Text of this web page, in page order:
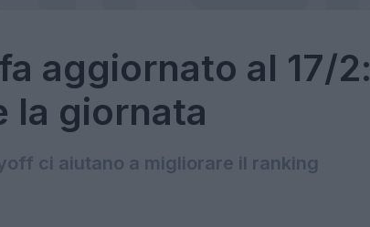
aggiornato al 17/2:
la giornata
ci aiutano a migliorare il ranking